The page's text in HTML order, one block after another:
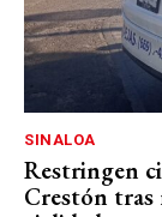
SINALOA
Restringen
Crestón